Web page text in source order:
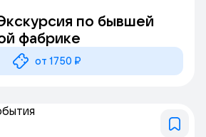
по бывшей
фабрике
от 1750 ₽